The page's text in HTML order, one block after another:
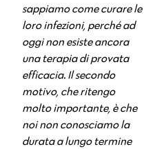
sappiamo come curare le
loro infezioni, perché ad
oggi non esiste ancora
una terapia di provata
efficacia. Il secondo
motivo, che ritengo
molto importante, è che
noi non conosciamo la
durata a lungo termine